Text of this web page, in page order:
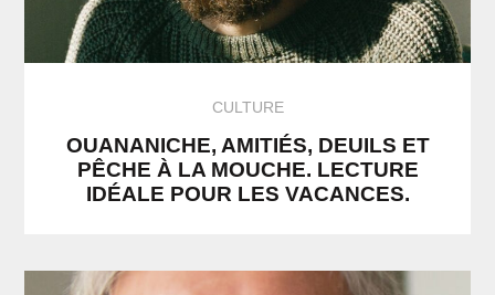
CULTURE
OUANANICHE, AMITIÉS, DEUILS ET
PÊCHE À LA MOUCHE. LECTURE
IDÉALE POUR LES VACANCES.